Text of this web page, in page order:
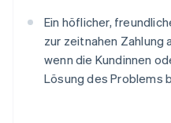
Ein höflicher,
zur zeitnahen
wenn die Kundinnen
Lösung des Problems